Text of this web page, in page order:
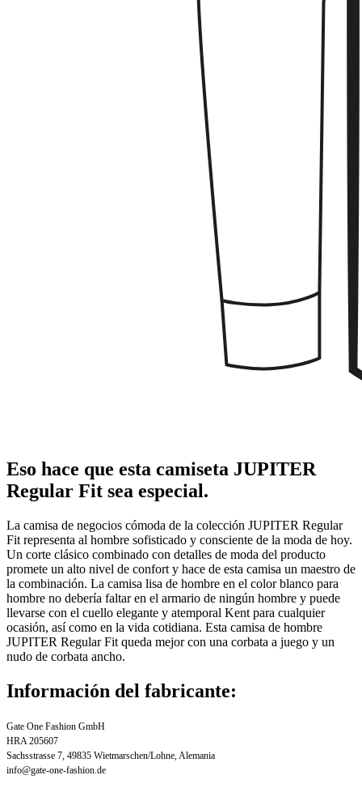
Eso hace que esta camiseta JUPITER
Regular Fit sea especial.
La camisa de negocios cómoda de la colección JUPITER Regular
Fit representa al hombre sofisticado y consciente de la moda de hoy.
Un corte clásico combinado con detalles de moda del producto
promete un alto nivel de confort y hace de esta camisa un maestro de
la combinación. La camisa lisa de hombre en el color blanco para
hombre no debería faltar en el armario de ningún hombre y puede
llevarse con el cuello elegante y atemporal Kent para cualquier
ocasión, así como en la vida cotidiana. Esta camisa de hombre
JUPITER Regular Fit queda mejor con una corbata a juego y un
nudo de corbata ancho.
Información del fabricante:
Gate One Fashion GmbH
HRA 205607
Sachsstrasse 7, 49835 Wietmarschen/Lohne, Alemania
info@gate-one-fashion.de